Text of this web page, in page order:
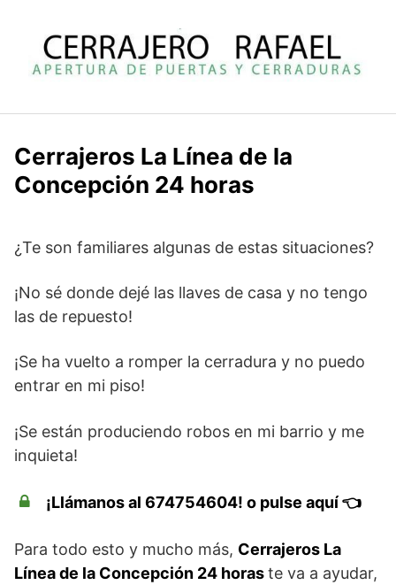
contenido
Cerrajeros La Línea de la
Concepción 24 horas
¿Te son familiares algunas de estas situaciones?
¡No sé donde dejé las llaves de casa y no tengo
las de repuesto!
¡Se ha vuelto a romper la cerradura y no puedo
entrar en mi piso!
¡Se están produciendo robos en mi barrio y me
inquieta!
¡Llámanos al 674754604! o pulse aquí 👈
Para todo esto y mucho más, Cerrajeros La
Línea de la Concepción 24 horaste va a ayudar,